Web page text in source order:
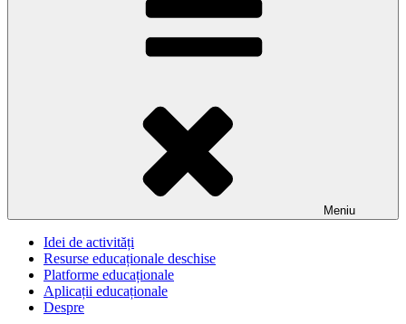
Meniu
Idei de activități
Resurse educaționale deschise
Platforme educaționale
Aplicații educaționale
Despre